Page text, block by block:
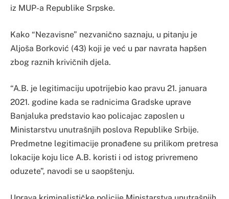
iz MUP-a Republike Srpske.
Kako “Nezavisne” nezvanično saznaju, u pitanju je
Aljoša Borković (43) koji je već u par navrata hapšen
zbog raznih krivičnih djela.
“A.B. je legitimaciju upotrijebio kao pravu 21. januara
2021. godine kada se radnicima Gradske uprave
Banjaluka predstavio kao policajac zaposlen u
Ministarstvu unutrašnjih poslova Republike Srbije.
Predmetne legitimacije pronađene su prilikom pretresa
lokacije koju lice A.B. koristi i od istog privremeno
oduzete”, navodi se u saopštenju.